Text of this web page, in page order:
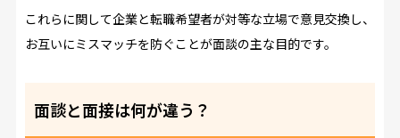
これらに関して企業と転職希望者が対等な立場で意見交換し、
お互いにミスマッチを防ぐことが面談の主な目的です。
面談と面接は何が違う？